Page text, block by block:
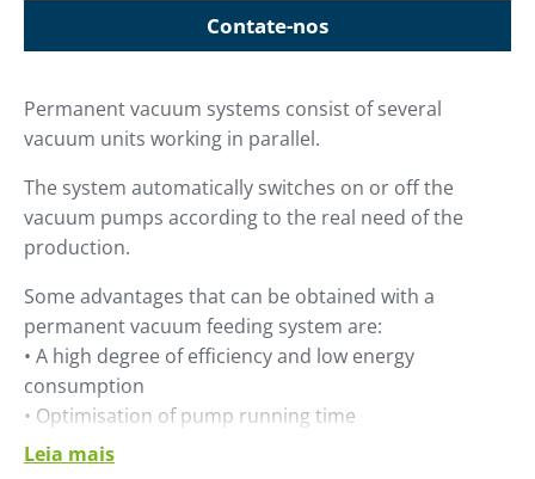
Contate-nos
Permanent vacuum systems consist of several
vacuum units working in parallel.
The system automatically switches on or off the
vacuum pumps according to the real need of the
production.
Some advantages that can be obtained with a
permanent vacuum feeding system are:
• A high degree of efficiency and low energy
consumption
• Optimisation of pump running time
• Lower number of vacuum units and filters compare
Leia mais